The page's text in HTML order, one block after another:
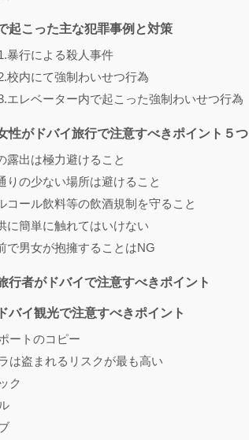
起こった主な犯罪事例と対策
暴行による殺人事件
校内にて強制わいせつ行為
エレベーター内で起こった強制わいせつ行為
性がドバイ旅行で注意すべきポイント５つ
露出は極力避けること
りの少ない場所は避けること
コール飲料等の飲酒規制を守ること
に簡単に触れてはいけない
で男女が抱擁することはNG
行者がドバイで注意すべきポイント
バイ観光で注意すべきポイント
ートのコピー
は盗まれるリスクが最も高い
ク